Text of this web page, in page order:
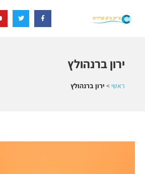
ירון ברנהולץ
ראשי > ירון ברנהולץ